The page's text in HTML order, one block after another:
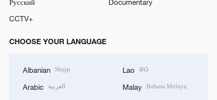
Русский
Documentary
CCTV+
CHOOSE YOUR LANGUAGE
Albanian Shqip
Arabic العربية
Lao ລາວ
Malay Bahasa Melayu